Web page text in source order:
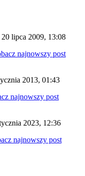
20 lipca 2009, 13:08
2013, 01:43
2023, 12:36